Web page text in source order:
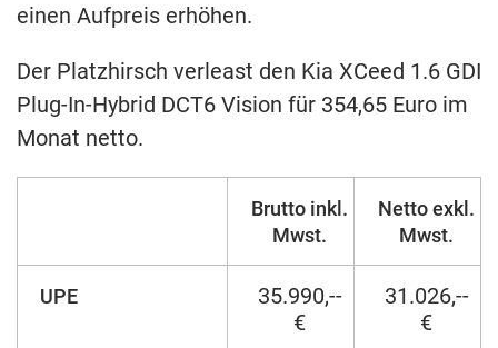
einen Aufpreis erhöhen.
Der Platzhirsch verleast den Kia XCeed 1.6 GDI
Plug-In-Hybrid DCT6 Vision für 354,65 Euro im
Monat netto.
Brutto inkl.
Mwst.
Netto exkl.
Mwst.
UPE
35.990,--
€
31.026,--
€